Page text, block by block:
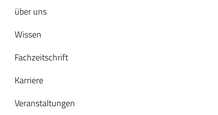
über uns
Wissen
Fachzeitschrift
Karriere
Veranstaltungen